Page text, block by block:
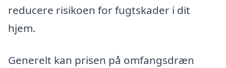
reducere risikoen for fugtskader i dit
hjem.
Generelt kan prisen på omfangsdræn